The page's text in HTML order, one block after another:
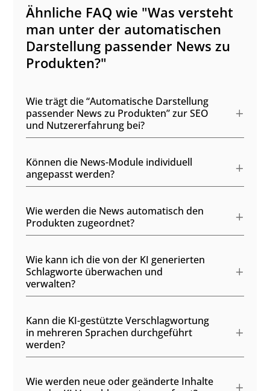
Ähnliche FAQ wie "Was versteht
man unter der automatischen
Darstellung passender News zu
Produkten?"
Wie trägt die “Automatische Darstellung
passender News zu Produkten” zur SEO
und Nutzererfahrung bei?
Können die News-Module individuell
angepasst werden?
Wie werden die News automatisch den
Produkten zugeordnet?
Wie kann ich die von der KI generierten
Schlagworte überwachen und
verwalten?
Kann die KI-gestützte Verschlagwortung
in mehreren Sprachen durchgeführt
werden?
Wie werden neue oder geänderte Inhalte